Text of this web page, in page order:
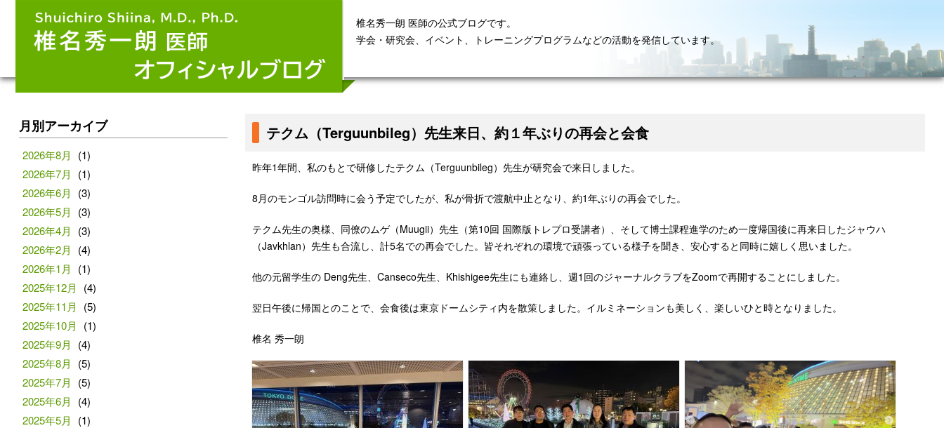
椎名秀一朗 医師の公式ブログです。
学会・研究会、イベント、トレーニングプログラムなどの活動を発信しています。
テクム（Terguunbileg）先生来日、約１年ぶりの再会と会食
昨年1年間、私のもとで研修したテクム（Terguunbileg）先生が研究会で来日しました。
8月のモンゴル訪問時に会う予定でしたが、私が骨折で渡航中止となり、約1年ぶりの再会でした。
テクム先生の奥様、同僚のムゲ（Muugii）先生（第10回 国際版トレプロ受講者）、そして博士課程進学のため一度帰国後に再来日したジャウハ
（Javkhlan）先生も合流し、計5名での再会でした。皆それぞれの環境で頑張っている様子を聞き、安心すると同時に嬉しく思いました。
他の元留学生の Deng先生、Canseco先生、Khishigee先生にも連絡し、週1回のジャーナルクラブをZoomで再開することにしました。
翌日午後に帰国とのことで、会食後は東京ドームシティ内を散策しました。イルミネーションも美しく、楽しいひと時となりました。
椎名 秀一朗
月別アーカイブ
2026年8月
(1)
2026年7月
(1)
2026年6月
(3)
2026年5月
(3)
2026年4月
(3)
2026年2月
(4)
2026年1月
(1)
2025年12月
(4)
2025年11月
(5)
2025年10月
(1)
2025年9月
(4)
2025年8月
(5)
2025年7月
(5)
2025年6月
(4)
2025年5月
(1)